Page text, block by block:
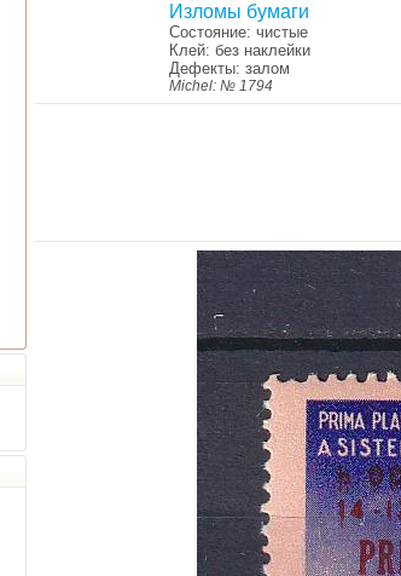
Изломы бумаги
Состояние: чистые
Клей: без наклейки
Дефекты: залом
Michel: № 1794